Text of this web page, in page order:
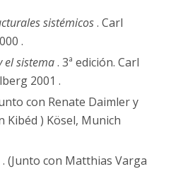
sistémicos. Carl
.
el sistema. 3ª edición. Carl
2001 .
con Renate Daimler y
Kibéd ) Kösel, Munich
. (Junto con Matthias Varga